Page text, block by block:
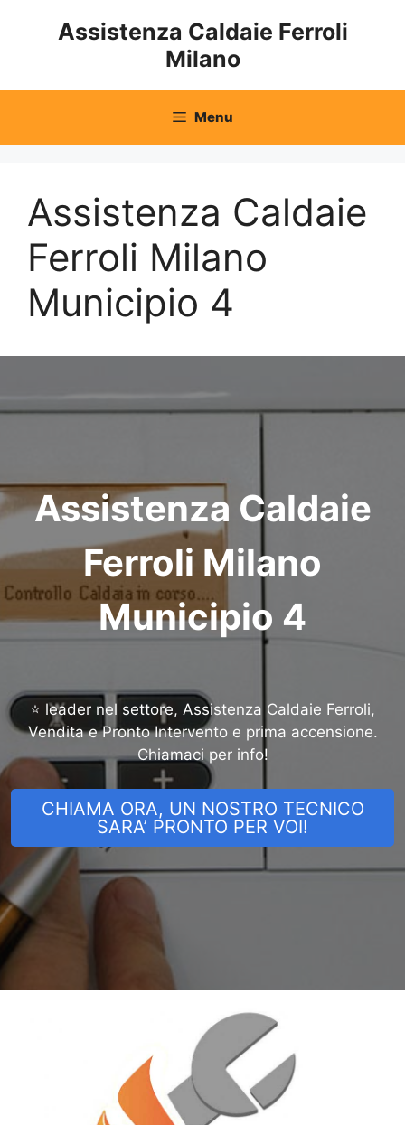
Assistenza Caldaie Ferroli
Milano
Menu
Assistenza Caldaie
Ferroli Milano
Municipio 4
Assistenza Caldaie
Ferroli Milano
Municipio 4
⭐ leader nel settore, Assistenza Caldaie Ferroli,
Vendita e Pronto Intervento e prima accensione.
Chiamaci per info!
CHIAMA ORA, UN NOSTRO TECNICO
SARA’ PRONTO PER VOI!